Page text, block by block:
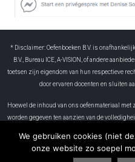
* Disclaimer: Oefenboeken B.V. is
B.V., Bureau ICE, A-VISION, of andere
toetsen zijn eigendom van hun respectieve
door ervaren docenten en sluiten
Hoewel de inhoud van ons oefenmateriaal
worden gegeven ten aanzien van de
gevolgen die voortvloeien uit het gebruik
gebruik van dit boek is
We gebruiken cookies (niet
onze website zo soepel